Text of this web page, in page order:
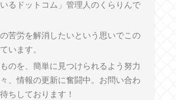
いるドットコム」管理人のくらりんで
苦労を解消したいという思いでこの
います。
のを、簡単に見つけられるよう努力
、情報の更新に奮闘中。お問い合わ
ちしております！